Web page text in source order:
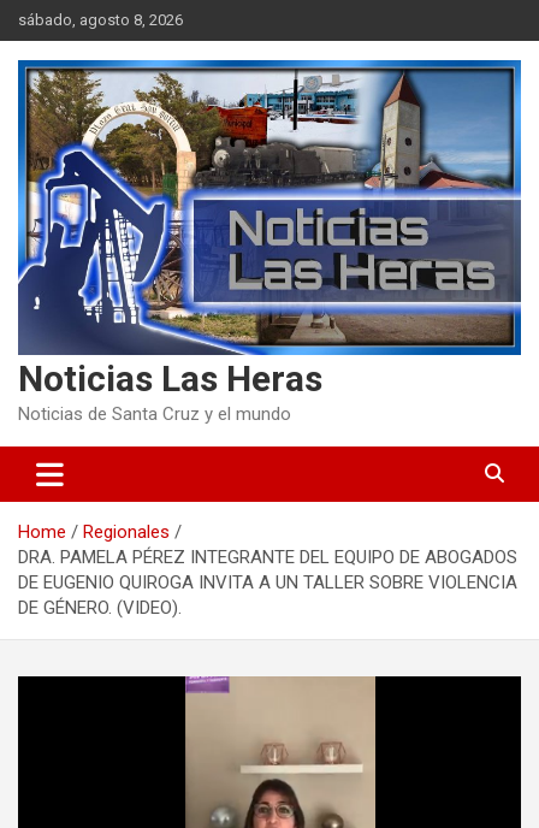
Skip
to
content
sábado, agosto 8, 2026
Noticias Las Heras
Noticias de Santa Cruz y el mundo
Home
Regionales
DRA. PAMELA PÉREZ INTEGRANTE DEL EQUIPO DE ABOGADOS
DE EUGENIO QUIROGA INVITA A UN TALLER SOBRE VIOLENCIA
DE GÉNERO. (VIDEO).